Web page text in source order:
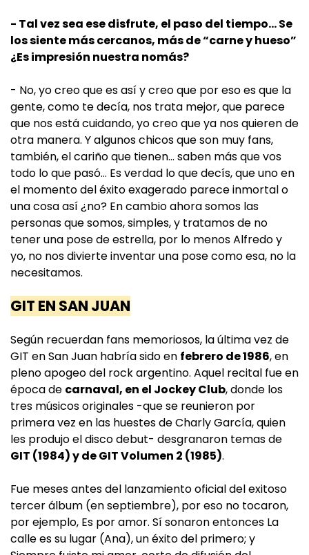
- Tal vez sea ese disfrute, el paso del tiempo… Se
los siente más cercanos, más de “carne y hueso”
¿Es impresión nuestra nomás?
- No, yo creo que es así y creo que por eso es que la
gente, como te decía, nos trata mejor, que parece
que nos está cuidando, yo creo que ya nos quieren de
otra manera. Y algunos chicos que son muy fans,
también, el cariño que tienen... saben más que vos
todo lo que pasó… Es verdad lo que decís, que uno en
el momento del éxito exagerado parece inmortal o
una cosa así ¿no? En cambio ahora somos las
personas que somos, simples, y tratamos de no
tener una pose de estrella, por lo menos Alfredo y
yo, no nos divierte inventar una pose como esa, no la
necesitamos.
GIT EN SAN JUAN
Según recuerdan fans memoriosos, la última vez de
GIT en San Juan habría sido en febrero de 1986, en
pleno apogeo del rock argentino. Aquel recital fue en
época de carnaval, en el Jockey Club, donde los
tres músicos originales -que se reunieron por
primera vez en las huestes de Charly García, quien
les produjo el disco debut- desgranaron temas de
GIT (1984) y de GIT Volumen 2 (1985).
Fue meses antes del lanzamiento oficial del exitoso
tercer álbum (en septiembre), por eso no tocaron,
por ejemplo, Es por amor. Sí sonaron entonces La
calle es su lugar (Ana), un éxito del primero; y